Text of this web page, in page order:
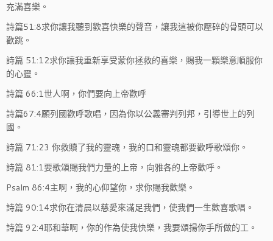
充滿喜樂。
詩篇51:8求你讓我聽到歡喜快樂的聲音，讓我這被你壓碎的骨頭可以
歡跳。
詩篇 51:12求你讓我重新享受蒙你拯救的喜樂，賜我一顆樂意順服你
的心靈。
詩篇 66:1世人啊，你們要向上帝歡呼
詩篇67:4願列國歡呼歌唱，因為你以公義審判列邦，引導世上的列
國。
詩篇 71:23 你救贖了我的靈魂，我的口和靈魂都要歡呼歌頌你。
詩篇 81:1要歌頌賜我們力量的上帝，向雅各的上帝歡呼。
Psalm 86:4主啊，我的心仰望你，求你賜我歡樂。
詩篇 90:14求你在清晨以慈愛來滿足我們，使我們一生歡喜歌唱。
詩篇 92:4耶和華啊，你的作為使我快樂，我要頌揚你手所做的工。